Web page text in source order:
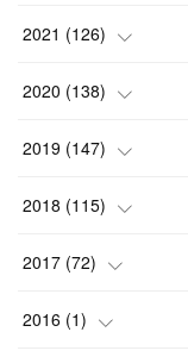
( 6 )
(12)
( 12)
(15)
(23)
( 17)
(15)
(21)
( 15)
( 14)
(6)
(20)
( 22)
( 11)
(15
2021 (126)
(13)
(13)
( 9)
(19
(15
2020 (138)
(9)
( 14)
(19
(18
2019 (147)
( 14)
(17
(22
2018 (115)
(8)
(17)
2017 (72)
(16)
2016 (1)